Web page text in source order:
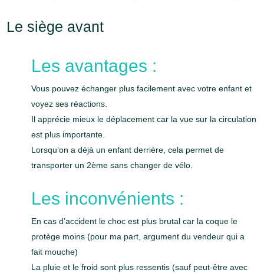
Le siège avant
Les avantages :
Vous pouvez échanger plus facilement avec votre enfant et
voyez ses réactions.
Il apprécie mieux le déplacement car la vue sur la circulation
est plus importante.
Lorsqu’on a déjà un enfant derrière, cela permet de
transporter un 2ème sans changer de vélo.
Les inconvénients :
En cas d’accident le choc est plus brutal car la coque le
protège moins (pour ma part, argument du vendeur qui a
fait mouche)
La pluie et le froid sont plus ressentis (sauf peut-être avec